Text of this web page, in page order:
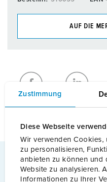
Zustimmung
Diese Webseite
Wir verwenden Cookies,
zu personalisieren,
anbieten zu können und
Website zu analysieren.
Informationen zu Ihrer
AUF DIE
Meine Liste (0)
NEUE LISTE